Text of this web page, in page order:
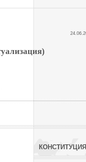
КОНСТИТУЦИЯ